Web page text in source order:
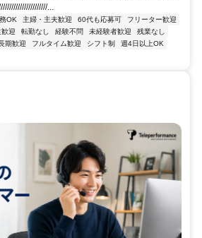
...
OK 主婦・主夫歓迎 60代も応募可
フリーター歓迎
迎 転勤なし 経験不問 未経験者歓迎
残業なし
期歓迎 フルタイム歓迎 シフト制
週4日以上OK